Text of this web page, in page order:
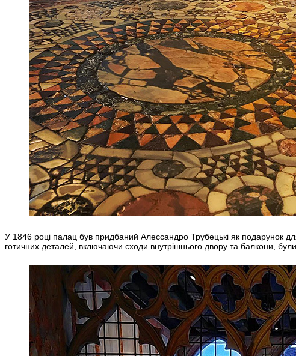
У 1846 році палац був придбаний Алессандро Трубецькі як подарунок
готичних деталей, включаючи сходи внутрішнього двору та балкони, були